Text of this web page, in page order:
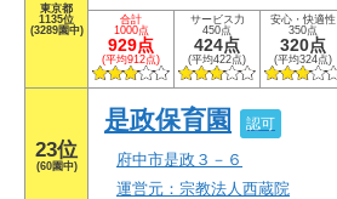
東京都
1135位
(3289園中)
合計
1000点
929点
(平均912点)
サービス力
450点
424点
(平均422点)
安心・快適性
350点
320点
(平均324点)
23位
(60園中)
是政保育園 認可
府中市是政３－６
運営元：宗教法人西蔵院